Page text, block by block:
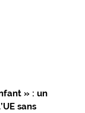
» : un
sans